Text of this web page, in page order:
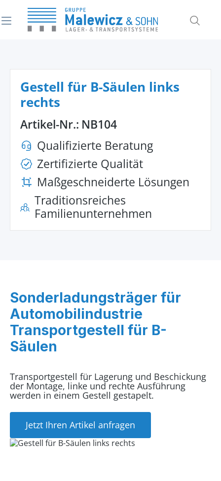
springen
Gestell für B-Säulen links
rechts
Artikel-Nr.: NB104
Qualifizierte Beratung
Zertifizierte Qualität
Maßgeschneiderte Lösungen
Traditionsreiches
Familienunternehmen
Sonderladungsträger für
Automobilindustrie
Transportgestell für B-
Säulen
Transportgestell für Lagerung und Beschickung
der Montage, linke und rechte Ausführung
werden in einem Gestell gestapelt.
Jetzt Ihren Artikel anfragen